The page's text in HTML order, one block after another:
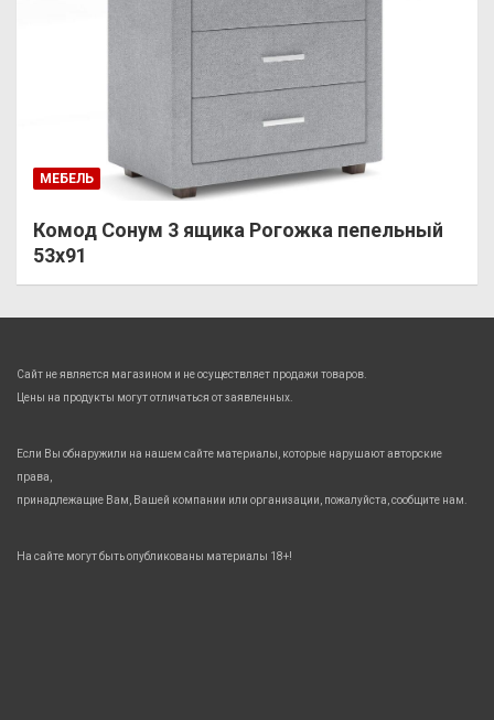
МЕБЕЛЬ
Комод Сонум 3 ящика Рогожка пепельный
53х91
Сайт не является магазином и не осуществляет продажи товаров.
Цены на продукты могут отличаться от заявленных.
Если Вы обнаружили на нашем сайте материалы, которые нарушают авторские
права,
принадлежащие Вам, Вашей компании или организации, пожалуйста, сообщите нам.
На сайте могут быть опубликованы материалы 18+!